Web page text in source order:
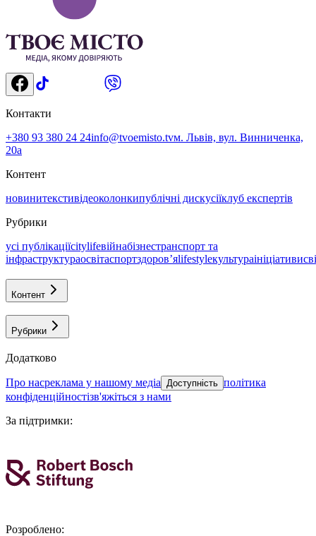
Контакти
+380 93 380 24 24info@tvoemisto.tvм. Львів, вул. Винниченка,
20а
Контент
новинитекстивідеоколонкипублічні дискусіїклуб експертів
Рубрики
усі публікаціїcitylifeвійнабізнестранспорт та
інфраструктураосвітаспортздоровʼяlifestyleкультураініціативи
Контент
Рубрики
Додатково
про насреклама у нашому медіа Доступність політика
конфіденційностізв'яжіться з нами
За підтримки:
Розроблено: